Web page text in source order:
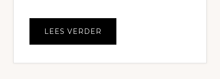
LEES VERDER
OP
MAKEN,